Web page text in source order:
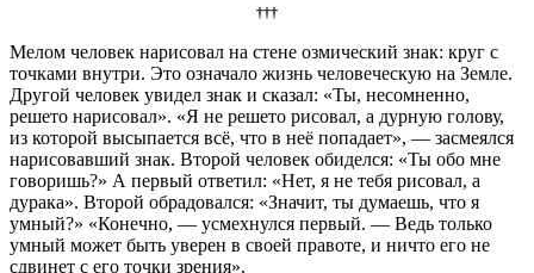
†††
Мелом человек нарисовал на стене озмический знак: круг с
точками внутри. Это означало жизнь человеческую на Земле.
Другой человек увидел знак и сказал: «Ты, несомненно,
решето нарисовал». «Я не решето рисовал, а дурную голову,
из которой высыпается всё, что в неё попадает», — засмеялся
нарисовавший знак. Второй человек обиделся: «Ты обо мне
говоришь?» А первый ответил: «Нет, я не тебя рисовал, а
дурака». Второй обрадовался: «Значит, ты думаешь, что я
умный?» «Конечно, — усмехнулся первый. — Ведь только
умный может быть уверен в своей правоте, и ничто его не
сдвинет с его точки зрения».